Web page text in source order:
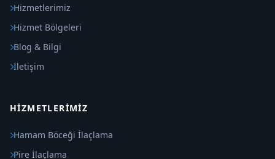
Hizmetlerimiz
Hizmet Bölgeleri
Blog & Bilgi
İletişim
HIZMETLERIMIZ
Hamam Böceği İlaçlama
Pire İlaçlama